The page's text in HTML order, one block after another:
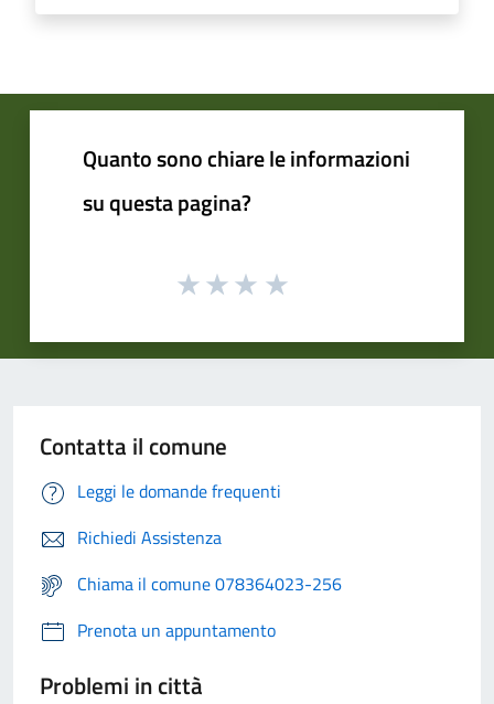
Quanto sono chiare le informazioni
su questa pagina?
Contatta il comune
Leggi le domande frequenti
Richiedi Assistenza
Chiama il comune 078364023-256
Prenota un appuntamento
Problemi in città